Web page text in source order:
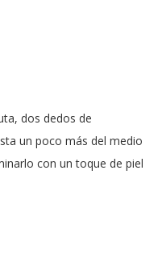
dos dedos de
un poco más del medio
con un toque de piel